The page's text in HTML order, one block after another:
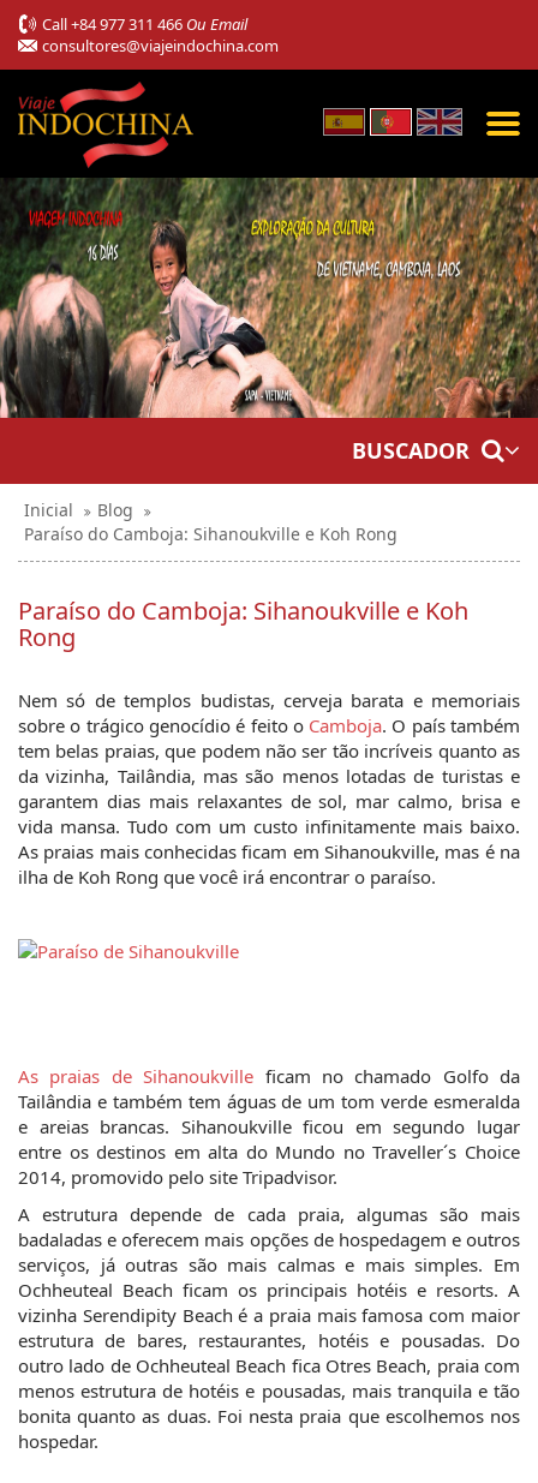
Call+84 977 311 466 Ou Email
consultores@viajeindochina.com
BUSCADOR
Inicial
Blog
Paraíso do Camboja: Sihanoukville e Koh Rong
Paraíso do Camboja: Sihanoukville e Koh
Rong
Nem só de templos budistas, cerveja barata e memoriais
sobre o trágico genocídio é feito o Camboja. O país também
tem belas praias, que podem não ser tão incríveis quanto as
da vizinha, Tailândia, mas são menos lotadas de turistas e
garantem dias mais relaxantes de sol, mar calmo, brisa e
vida mansa. Tudo com um custo infinitamente mais baixo.
As praias mais conhecidas ficam em Sihanoukville, mas é na
ilha de Koh Rong que você irá encontrar o paraíso.
As praias de Sihanoukville ficam no chamado Golfo da
Tailândia e também tem águas de um tom verde esmeralda
e areias brancas. Sihanoukville ficou em segundo lugar
entre os destinos em alta do Mundo no Traveller´s Choice
2014, promovido pelo site Tripadvisor.
A estrutura depende de cada praia, algumas são mais
badaladas e oferecem mais opções de hospedagem e outros
serviços, já outras são mais calmas e mais simples. Em
Ochheuteal Beach ficam os principais hotéis e resorts. A
vizinha Serendipity Beach é a praia mais famosa com maior
estrutura de bares, restaurantes, hotéis e pousadas. Do
outro lado de Ochheuteal Beach fica Otres Beach, praia com
menos estrutura de hotéis e pousadas, mais tranquila e tão
bonita quanto as duas. Foi nesta praia que escolhemos nos
hospedar.